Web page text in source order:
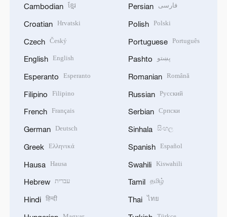
Cambodian ខ្មែរ
Croatian Hrvatski
Czech Český
English English
Esperanto Esperanto
Filipino Filipino
French Français
German Deutsch
Greek Ελληνικά
Hausa Hausa
Hebrew עברית
Hindi हिन्दी
Persian فارسی
Polish Polski
Portuguese Português
Pashto پښتو
Romanian Română
Russian Русский
Serbian Српски
Sinhala සිංහල
Spanish Español
Swahili Kiswahili
Tamil தமிழ்
Thai ไทย